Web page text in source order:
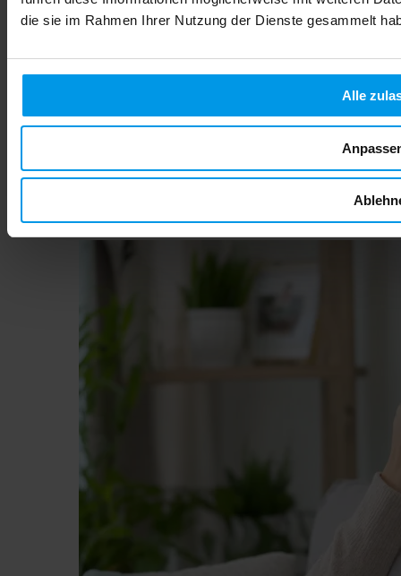
die sie im Rahmen Ihrer Nutzung der Dienste gesammelt
Alle
Viele werdende Mütter fragen sich, ob ein Glas Sekt zum
gefährlich ist. Die Unsicherheit ist gross, denn im
Freundeskreis und in sozialen Medien kursieren
unterschiedliche Meinungen. Manche behaupten, geringe
Mengen seien unbedenklich, andere warnen vor jeglichem
Konsum. Die medizinische Faktenlage ist eindeutig: Es gibt
beeinträchtigen. In diesem Artikel erfahren Sie, warum